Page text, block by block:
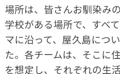
場所は、皆さんお馴染み
学校がある場所で、すべ
マに沿って、屋久島につ
た。各チームは、そこに
を想定し、それぞれの生